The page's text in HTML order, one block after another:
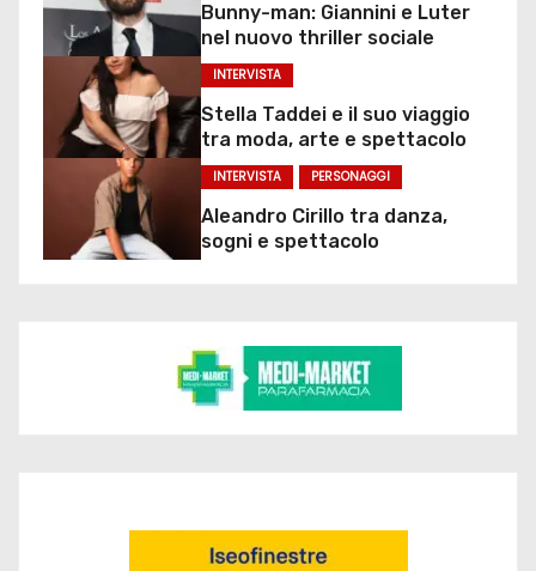
Bunny-man: Giannini e Luter
nel nuovo thriller sociale
INTERVISTA
Stella Taddei e il suo viaggio
tra moda, arte e spettacolo
INTERVISTA PERSONAGGI
Aleandro Cirillo tra danza,
sogni e spettacolo